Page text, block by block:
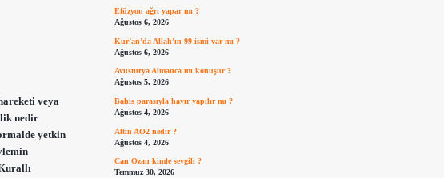
veya
nedir
yetkin
Efüzyon ağrı yapar mı ?
Ağustos 6, 2026
Kur’an’da Allah’ın 99 ismi var mı ?
Ağustos 6, 2026
Avusturya Almanca mı konuşur ?
Ağustos 5, 2026
Bahis parasıyla hayır yapılır mı ?
Ağustos 4, 2026
Altın AO2 nedir ?
Ağustos 4, 2026
Can Ozan kimle sevgili ?
Temmuz 30, 2026